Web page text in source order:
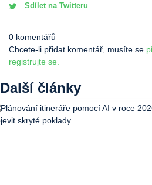
Sdílet na Twitteru
0 komentářů
Chcete-li přidat komentář, musíte se
registrujte se.
Další články